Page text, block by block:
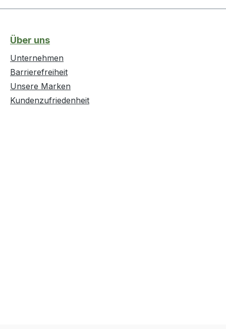
Über uns
Unternehmen
Barrierefreiheit
Unsere Marken
Kundenzufriedenheit